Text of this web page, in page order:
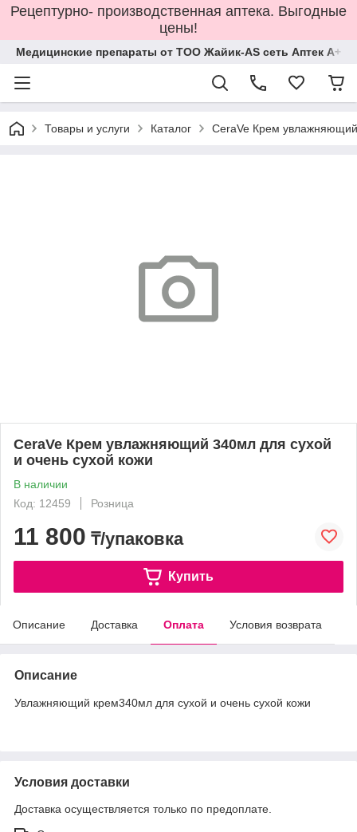
Рецептурно- производственная аптека. Выгодные
цены!
Медицинские препараты от ТОО Жайик-AS сеть Аптек А+
Товары и услуги Каталог CeraVe Крем
CeraVe Крем увлажняющий 340мл для сухой
и очень сухой кожи
В наличии
Код: 12459
Розница
11 800 ₸/упаковка
Купить
Описание Доставка Оплата Условия возврата
Описание
Увлажняющий крем340мл для сухой и очень сухой кожи
Условия доставки
Доставка осуществляется только по предоплате.